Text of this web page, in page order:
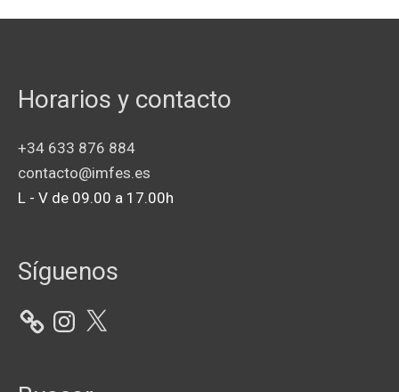
Horarios y contacto
+34 633 876 884
contacto@imfes.es
L - V de 09.00 a 17.00h
Síguenos